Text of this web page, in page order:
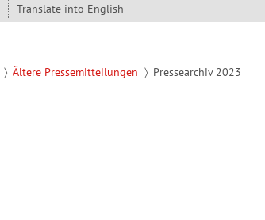
Translate into English
Ältere Pressemitteilungen Pressearchiv 2023